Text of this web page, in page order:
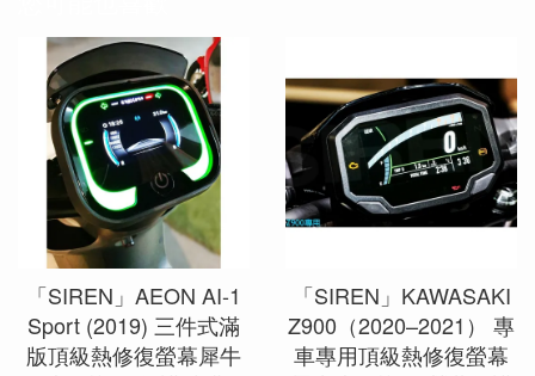
「SIREN」AEON AI-1
Sport (2019) 三件式滿
版頂級熱修復螢幕犀牛
「SIREN」KAWASAKI
Z900（2020–2021） 專
車專用頂級熱修復螢幕